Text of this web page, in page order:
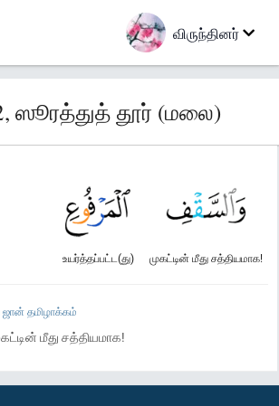
விருந்தினர்
ஸூரத்துத் தூர் (மலை)
முகட்டின் மீது சத்தியமாக!
உயர்த்தப்பட்ட(து)
ஜான் தமிழாக்கம்
மீது சத்தியமாக!